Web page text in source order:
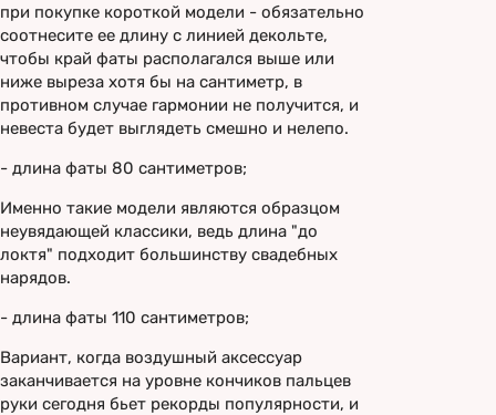
при покупке короткой модели - обязательно
соотнесите ее длину с линией декольте,
чтобы край фаты располагался выше или
ниже выреза хотя бы на сантиметр, в
противном случае гармонии не получится, и
невеста будет выглядеть смешно и нелепо.
- длина фаты 80 сантиметров;
Именно такие модели являются образцом
неувядающей классики, ведь длина "до
локтя" подходит большинству свадебных
нарядов.
- длина фаты 110 сантиметров;
Вариант, когда воздушный аксессуар
заканчивается на уровне кончиков пальцев
руки сегодня бьет рекорды популярности, и